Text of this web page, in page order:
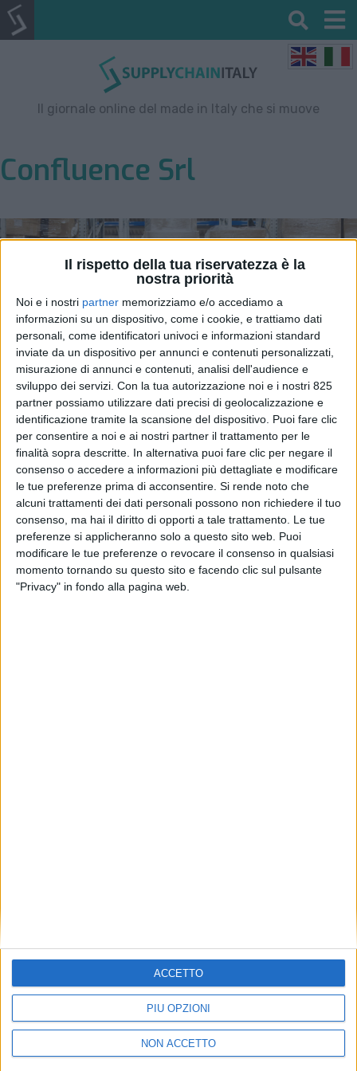
Il rispetto della tua riservatezza è la
nostra priorità
Noi e i nostri partner memorizziamo e/o accediamo a
informazioni su un dispositivo, come i cookie, e trattiamo dati
personali, come identificatori univoci e informazioni standard
inviate da un dispositivo per annunci e contenuti personalizzati,
misurazione di annunci e contenuti, analisi dell'audience e
sviluppo dei servizi. Con la tua autorizzazione noi e i nostri 825
partner possiamo utilizzare dati precisi di geolocalizzazione e
identificazione tramite la scansione del dispositivo. Puoi fare clic
per consentire a noi e ai nostri partner il trattamento per le
finalità sopra descritte. In alternativa puoi fare clic per negare il
consenso o accedere a informazioni più dettagliate e modificare
le tue preferenze prima di acconsentire. Si rende noto che
alcuni trattamenti dei dati personali possono non richiedere il tuo
consenso, ma hai il diritto di opporti a tale trattamento. Le tue
preferenze si applicheranno solo a questo sito web. Puoi
modificare le tue preferenze o revocare il consenso in qualsiasi
momento tornando su questo sito e facendo clic sul pulsante
"Privacy" in fondo alla pagina web.
PIÙ OPZIONI
NON ACCETTO
ACCETTO
Il giornale online del made in Italy che si muove
Confluence Srl
Carlyle cede il polo logistico
milanese di Mesero
IMMOBILIARE 27 MAGGIO 2026